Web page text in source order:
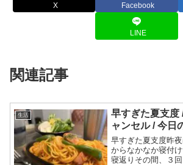
X Facebook
LINE
関連記事
生活
早すぎた夏支度
ャンセル / 今日
早すぎた夏支度昨
からなかなか寝付
寝返りその間、３